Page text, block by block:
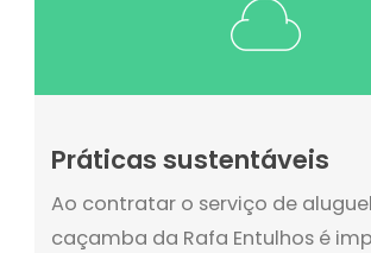
Práticas sustentáveis
Ao contratar o serviço de
caçamba da Rafa Entulhos é